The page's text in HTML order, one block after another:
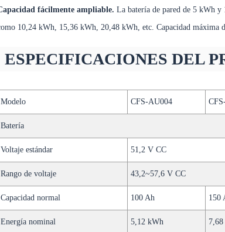
fácilmente ampliable. La batería de pared de 5 kWh y
10,24 kWh, 15,36 kWh, 20,48 kWh, etc. Capacidad máxima
ESPECIFICACIONES DEL
Modelo CFS-AU004
Batería
Voltaje estándar 51,2 V CC
Rango de voltaje 43,2~57,6 V CC
Capacidad normal 100 Ah 150
Energía nominal 5,12 kWh